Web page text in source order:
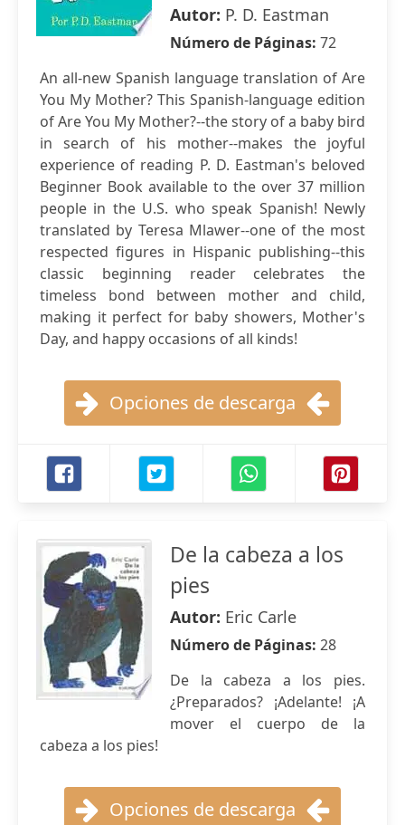
Autor: P. D. Eastman
Número de Páginas: 72
An all-new Spanish language translation of Are
You My Mother? This Spanish-language edition
of Are You My Mother?--the story of a baby bird
in search of his mother--makes the joyful
experience of reading P. D. Eastman's beloved
Beginner Book available to the over 37 million
people in the U.S. who speak Spanish! Newly
translated by Teresa Mlawer--one of the most
respected figures in Hispanic publishing--this
classic beginning reader celebrates the
timeless bond between mother and child,
making it perfect for baby showers, Mother's
Day, and happy occasions of all kinds!
Opciones de descarga
De la cabeza a los
pies
Autor: Eric Carle
Número de Páginas: 28
De la cabeza a los pies.
¿Preparados? ¡Adelante! ¡A
mover el cuerpo de la
cabeza a los pies!
Opciones de descarga